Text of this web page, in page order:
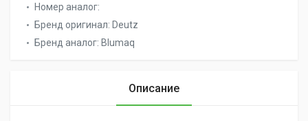
Номер аналог:
Бренд оригинал: Deutz
Бренд аналог: Blumaq
Описание